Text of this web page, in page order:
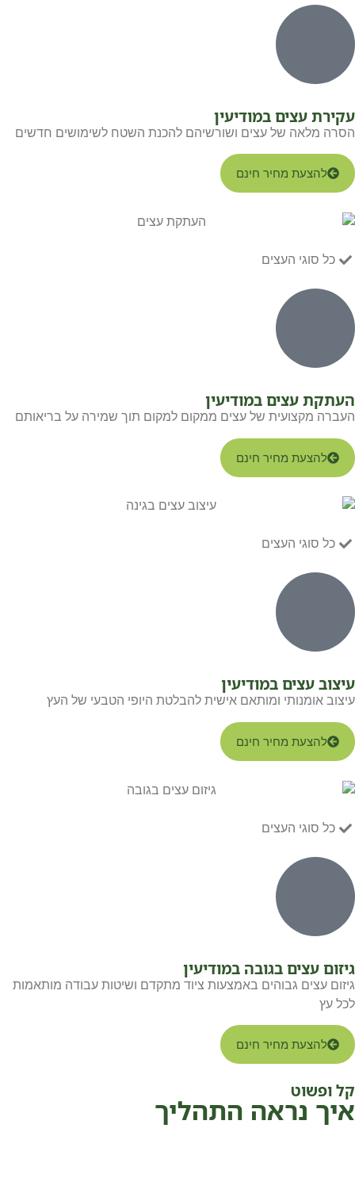
עקירת עצים במודיעין
הסרה מלאה של עצים ושורשיהם להכנת השטח לשימושים חדשים
להצעת מחיר חינם
כל סוגי העצים
העתקת עצים במודיעין
העברה מקצועית של עצים ממקום למקום תוך שמירה על בריאותם
להצעת מחיר חינם
כל סוגי העצים
עיצוב עצים במודיעין
עיצוב אומנותי ומותאם אישית להבלטת היופי הטבעי של העץ
להצעת מחיר חינם
כל סוגי העצים
גיזום עצים בגובה במודיעין
גיזום עצים גבוהים באמצעות ציוד מתקדם ושיטות עבודה מותאמות
לכל עץ
להצעת מחיר חינם
קל ופשוט
איך נראה התהליך